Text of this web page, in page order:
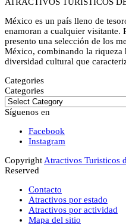
ATRACTIVOS TURÍSTICOS
México es un país lleno de
enamoran a cualquier visitante.
presento una selección de los
México, combinando la riqueza
diversidad cultural que
Categories
Categories
Síguenos en
Facebook
Instagram
CopyrightAtractivos Turisticos
Reserved
Contacto
Atractivos por estado
Atractivos por actividad
Mapa del sitio